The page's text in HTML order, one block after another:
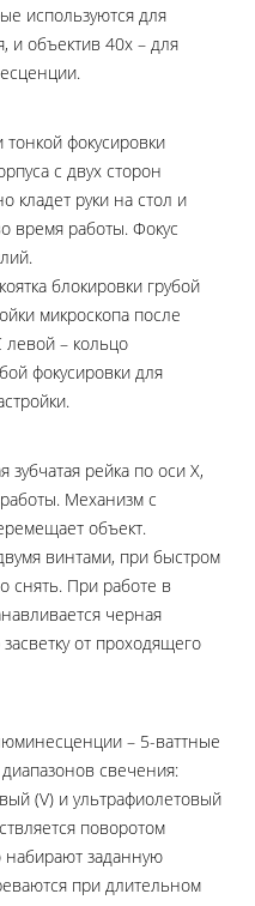
используются для
и объектив 40х – для
тонкой фокусировки
с двух сторон
кладет руки на стол и
время работы. Фокус
блокировки грубой
микроскопа после
– кольцо
фокусировки для
зубчатая рейка по оси Х,
Механизм с
объект.
винтами, при быстром
снять. При работе в
черная
от проходящего
– 5-ваттные
свечения:
(V) и ультрафиолетовый
поворотом
заданную
при длительном